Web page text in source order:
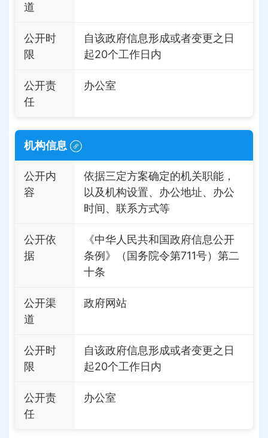
道
公开时
限
自该政府信息形成或者变更之日
起20个工作日内
公开责
任
办公室
机构信息
公开内
容
依据三定方案确定的机关职能，
以及机构设置、办公地址、办公
时间、联系方式等
公开依
据
《中华人民共和国政府信息公开
条例》（国务院令第711号）第二
十条
公开渠
道
政府网站
公开时
限
自该政府信息形成或者变更之日
起20个工作日内
公开责
任
办公室